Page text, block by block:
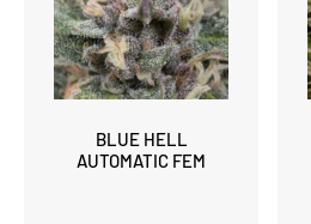
BLUE HELL
AUTOMATIC FEM